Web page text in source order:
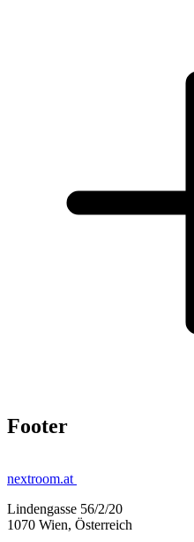
Footer
nextroom.at
Lindengasse 56/2/20
1070 Wien, Österreich